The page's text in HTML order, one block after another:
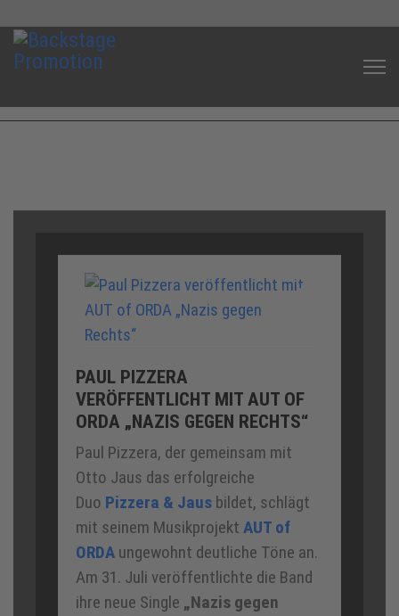
PAUL PIZZERA
VERÖFFENTLICHT MIT AUT OF
ORDA „NAZIS GEGEN RECHTS“
Paul Pizzera, der gemeinsam mit
Otto Jaus das erfolgreiche
Duo Pizzera & Jaus bildet, schlägt
mit seinem Musikprojekt AUT of
ORDA ungewohnt deutliche Töne an.
Am 31. Juli veröffentlichte die Band
ihre neue Single „Nazis gegen